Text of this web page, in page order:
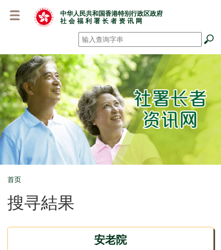
容
中华人民共和国香港特别行政区政府
社 会 福 利 署 长 者 资 讯 网
搜寻 *
Breadcrumb
首页
搜寻結果
安老院